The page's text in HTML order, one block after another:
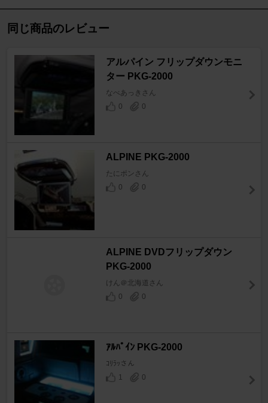
同じ商品のレビュー
アルパイン フリップダウンモニ
ター PKG-2000
なべあっきさん
0
0
ALPINE PKG-2000
たにポンさん
0
0
ALPINE DVDフリップダウン
PKG-2000
けん＠北海道さん
0
0
ｱﾙﾊﾟｲﾝ PKG-2000
ｺﾘﾗｯさん
1
0